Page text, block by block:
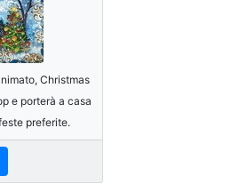
Christmas
e porterà a casa
preferite.